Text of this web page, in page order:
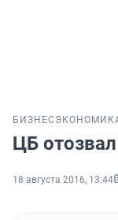
БИЗНЕС
ЦБ
18 августа 2016, 13:44